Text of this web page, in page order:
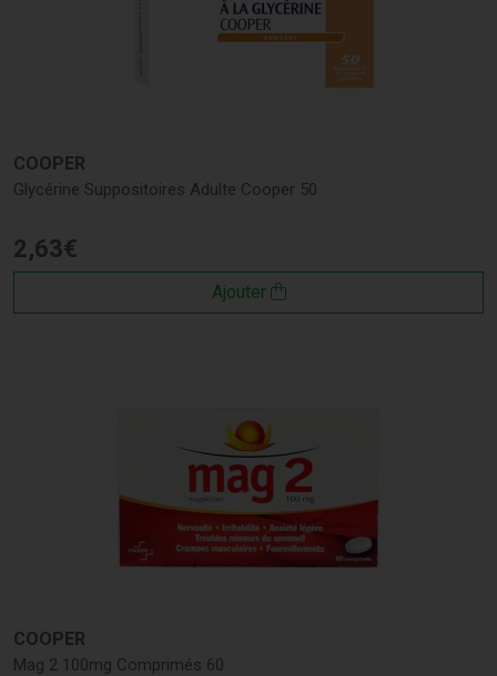
COOPER
Glycérine Suppositoires Adulte Cooper 50
2,63€
Ajouter
COOPER
Mag 2 100mg Comprimés 60